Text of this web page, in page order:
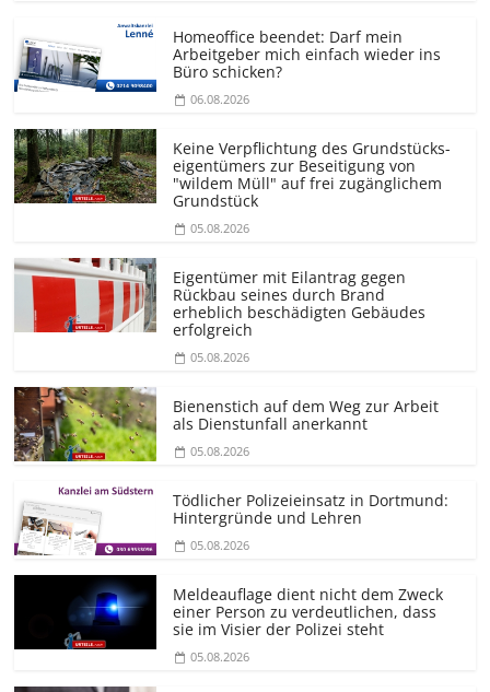
Homeoffice beendet: Darf mein
Arbeitgeber mich einfach wieder ins
Büro schicken?
06.08.2026
Keine Verpflichtung des Grundstücks­
eigentümers zur Beseitigung von
"wildem Müll" auf frei zugänglichem
Grundstück
05.08.2026
Eigentümer mit Eilantrag gegen
Rückbau seines durch Brand
erheblich beschädigten Gebäudes
erfolgreich
05.08.2026
Bienenstich auf dem Weg zur Arbeit
als Dienstunfall anerkannt
05.08.2026
Tödlicher Polizeieinsatz in Dortmund:
Hintergründe und Lehren
05.08.2026
Meldeauflage dient nicht dem Zweck
einer Person zu verdeutlichen, dass
sie im Visier der Polizei steht
05.08.2026